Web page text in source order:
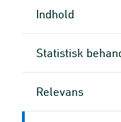
Indhold
Statistisk
Relevans